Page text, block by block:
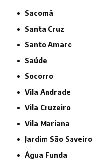
Sacomã
Santa Cruz
Santo Amaro
Saúde
Socorro
Vila Andrade
Vila Cruzeiro
Vila Mariana
jardim São Saveiro
Água Funda